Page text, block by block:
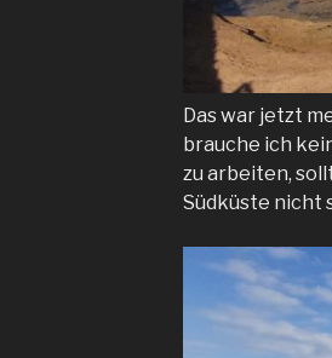
Das war jetzt
brauche ich
zu arbeiten,
Südküste nicht